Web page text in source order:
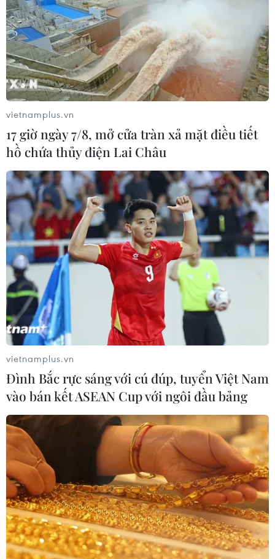
vietnamplus.vn
17 giờ ngày 7/8, mở cửa tràn xả mặt điều tiết
hồ chứa thủy điện Lai Châu
vietnamplus.vn
Đình Bắc rực sáng với cú đúp, tuyển Việt Nam
vào bán kết ASEAN Cup với ngôi đầu bảng